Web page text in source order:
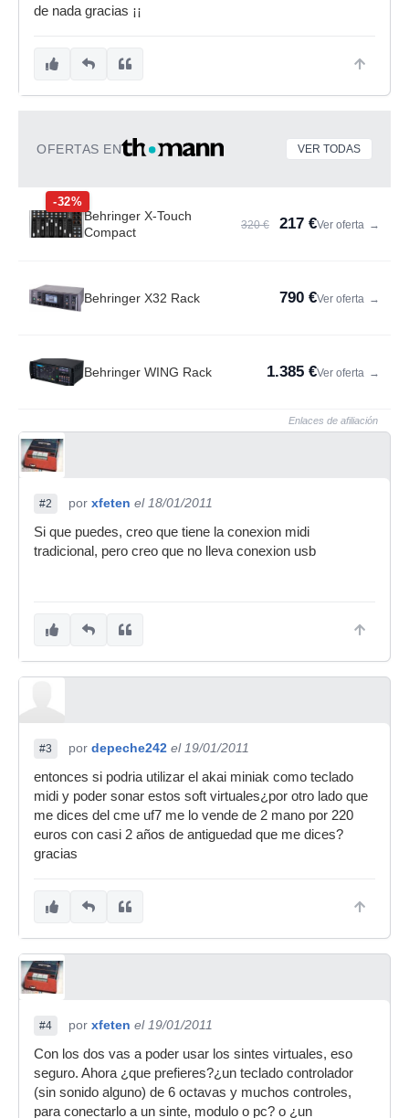
de nada gracias ¡¡
OFERTAS EN VER TODAS
-32%
Behringer X-Touch
Compact
320 € 217 €Ver oferta →
Behringer X32 Rack 790 €Ver oferta →
Behringer WING Rack 1.385 €Ver oferta →
Enlaces de afiliación
#2 por xfeten el 18/01/2011
Si que puedes, creo que tiene la conexion midi
tradicional, pero creo que no lleva conexion usb
#3 por depeche242 el 19/01/2011
entonces si podria utilizar el akai miniak como teclado
midi y poder sonar estos soft virtuales¿por otro lado que
me dices del cme uf7 me lo vende de 2 mano por 220
euros con casi 2 años de antiguedad que me dices?
gracias
#4 por xfeten el 19/01/2011
Con los dos vas a poder usar los sintes virtuales, eso
seguro. Ahora ¿que prefieres?¿un teclado controlador
(sin sonido alguno) de 6 octavas y muchos controles,
para conectarlo a un sinte, modulo o pc? o ¿un